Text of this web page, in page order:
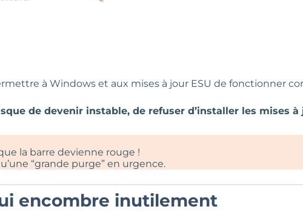
à Windows et aux mises à jour ESU de fonctionner
de devenir instable, de refuser d’installer les mises
la barre devienne rouge !
“grande purge” en urgence.
encombre inutilement